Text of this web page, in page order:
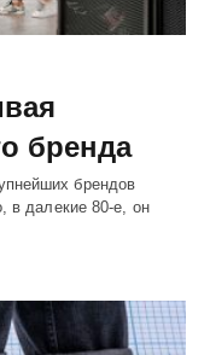
бренда
брендов
в далекие 80-е, он